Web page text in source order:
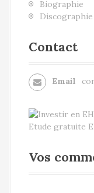
Biographie
Discographie
Contact
Email
Vos